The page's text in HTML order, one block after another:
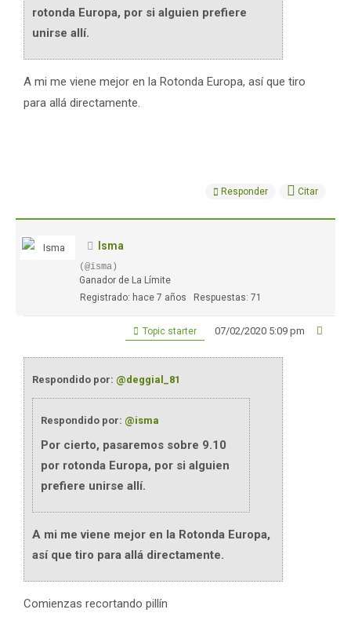
rotonda Europa, por si alguien prefiere
unirse allí.
A mi me viene mejor en la Rotonda Europa, así que tiro
para allá directamente.
Responder Citar
Isma
(@isma)
Ganador de La Límite
Registrado: hace 7 años
Respuestas: 71
Topic starter 07/02/2020 5:09 pm
Respondido por: @deggial_81
Respondido por: @isma
Por cierto, pasaremos sobre 9.10
por rotonda Europa, por si alguien
prefiere unirse allí.
A mi me viene mejor en la Rotonda Europa,
así que tiro para allá directamente.
Comienzas recortando pillín